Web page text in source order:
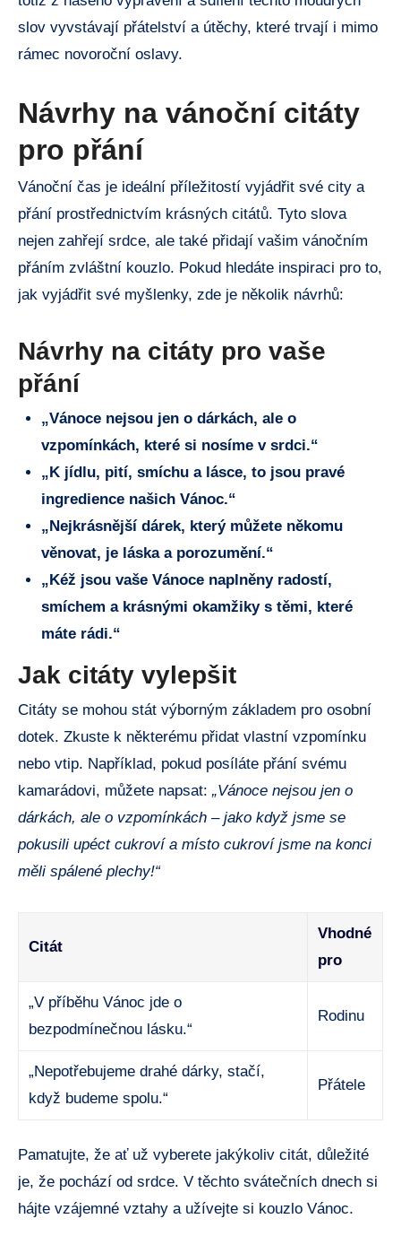
slov vyvstávají přátelství a útěchy, které trvají i mimo
rámec novoroční oslavy.
Návrhy na vánoční citáty
pro přání
Vánoční čas je ideální příležitostí vyjádřit své city a
přání prostřednictvím krásných citátů. Tyto slova
nejen zahřejí srdce, ale také přidají vašim vánočním
přáním zvláštní kouzlo. Pokud hledáte inspiraci pro to,
jak vyjádřit své myšlenky, zde je několik návrhů:
Návrhy na citáty pro vaše
přání
„Vánoce nejsou jen o dárkách, ale o
vzpomínkách, které si nosíme v srdci.“
„K jídlu, pití, smíchu a lásce, to jsou pravé
ingredience našich Vánoc.“
„Nejkrásnější dárek, který můžete někomu
věnovat, je láska a porozumění.“
„Kéž jsou vaše Vánoce naplněny radostí,
smíchem a krásnými okamžiky s těmi, které
máte rádi.“
Jak citáty vylepšit
Citáty se mohou stát výborným základem pro osobní
dotek. Zkuste k některému přidat vlastní vzpomínku
nebo vtip. Například, pokud posíláte přání svému
kamarádovi, můžete napsat: „Vánoce nejsou jen o
dárkách, ale o vzpomínkách – jako když jsme se
pokusili upéct cukroví a místo cukroví jsme na konci
měli spálené plechy!“
Citát
Vhodné
pro
„V příběhu Vánoc jde o
bezpodmínečnou lásku.“
Rodinu
„Nepotřebujeme drahé dárky, stačí,
když budeme spolu.“
Přátele
Pamatujte, že ať už vyberete jakýkoliv citát, důležité
je, že pochází od srdce. V těchto svátečních dnech si
hájte vzájemné vztahy a užívejte si kouzlo Vánoc.